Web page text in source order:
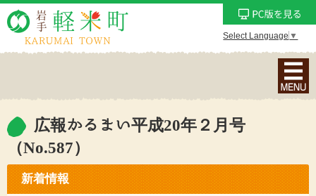
Select Language ▼
ナ
ビ
ン
メ
広報かるまい平成20年２月号
（No.587）
新着情報